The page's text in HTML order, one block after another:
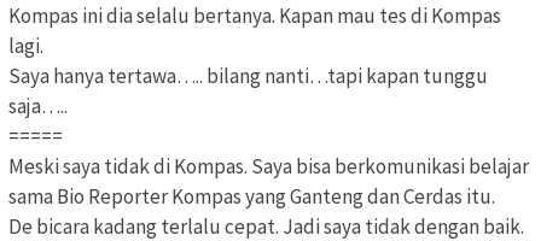
Kompas ini dia selalu bertanya. Kapan mau tes di Kompas
lagi.
Saya hanya tertawa….. bilang nanti…tapi kapan tunggu
saja…..
=====
Meski saya tidak di Kompas. Saya bisa berkomunikasi belajar
sama Bio Reporter Kompas yang Ganteng dan Cerdas itu.
De bicara kadang terlalu cepat. Jadi saya tidak dengan baik.